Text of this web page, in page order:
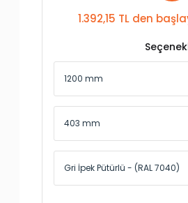
1.392,15 TL den